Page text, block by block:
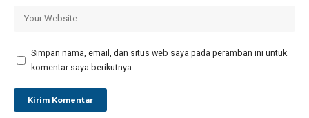
Simpan nama, email, dan situs web saya pada peramban ini untuk
komentar saya berikutnya.